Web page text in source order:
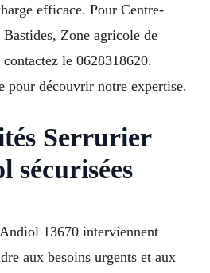
efficace. Pour Centre-
Zone agricole de
le 0628318620.
pour découvrir notre expertise.
Serrurier
sécurisées
13670 interviennent
aux besoins urgents et aux